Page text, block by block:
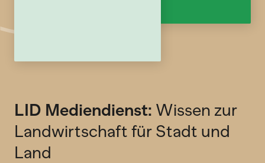
LID Mediendienst: Wissen zur
Landwirtschaft für Stadt und
Land